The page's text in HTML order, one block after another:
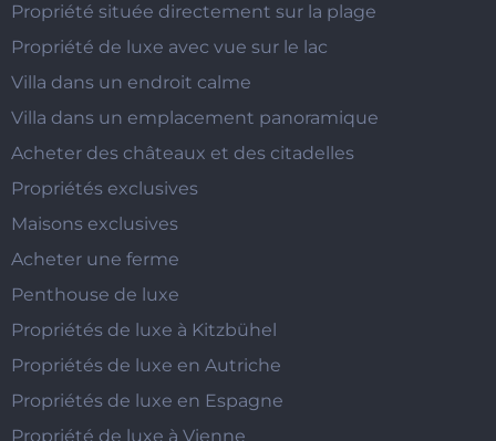
Propriété située directement sur la plage
Propriété de luxe avec vue sur le lac
Villa dans un endroit calme
Villa dans un emplacement panoramique
Acheter des châteaux et des citadelles
Propriétés exclusives
Maisons exclusives
Acheter une ferme
Penthouse de luxe
Propriétés de luxe à Kitzbühel
Propriétés de luxe en Autriche
Propriétés de luxe en Espagne
Propriété de luxe à Vienne